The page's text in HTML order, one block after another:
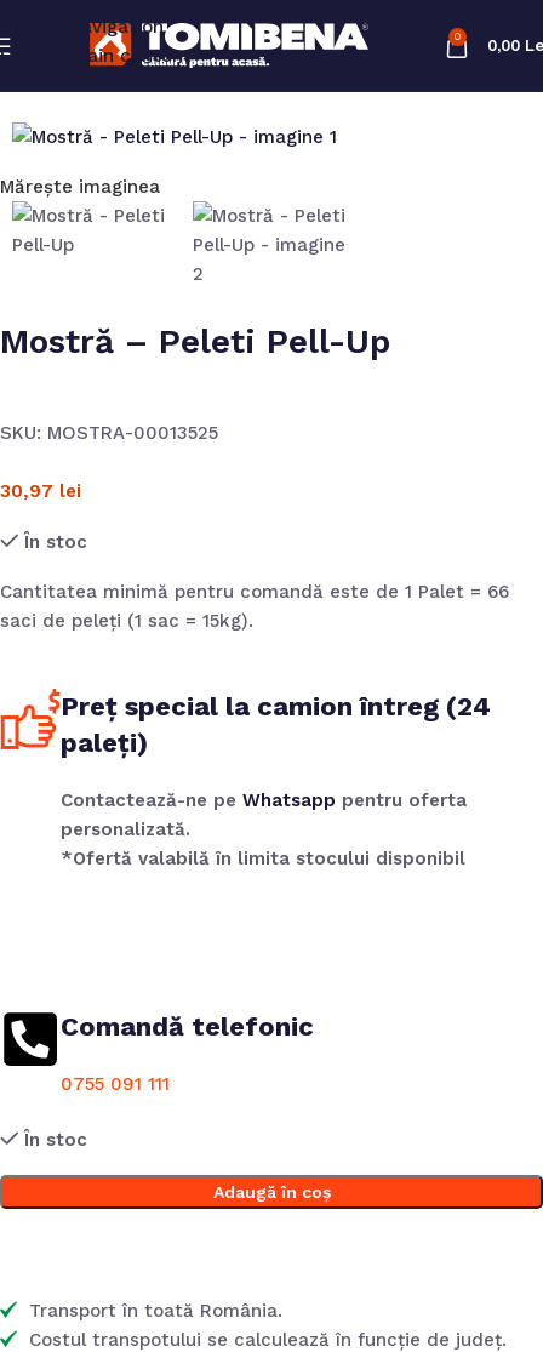
Skip to navigation
Skip to main content
0
0,00
Mărește imaginea
Mostră – Peleti Pell-Up
SKU: MOSTRA-00013525
30,97 lei
În stoc
Cantitatea minimă pentru comandă este de 1 Palet = 66
saci de peleți (1 sac = 15kg).
Preț special la camion întreg (24
paleți)
Contactează-ne pe Whatsapp pentru oferta
personalizată.
*Ofertă valabilă în limita stocului disponibil
Comandă telefonic
0755 091 111
În stoc
Adaugă în coș
Transport în toată România.
Costul transpotului se calculează în funcție de județ.